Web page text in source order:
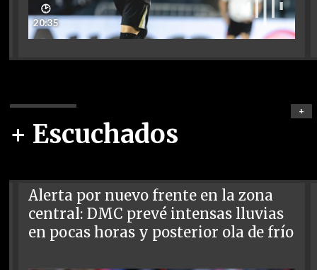
🕑
20:35
+ Escuchados
+
Alerta por nuevo frente en la zona
central: DMC prevé intensas lluvias
en pocas horas y posterior ola de frío